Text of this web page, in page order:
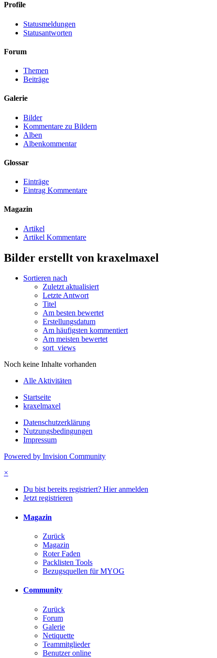
Profile
Statusmeldungen
Statusantworten
Forum
Themen
Beiträge
Galerie
Bilder
Kommentare zu Bildern
Alben
Albenkommentar
Glossar
Einträge
Eintrag Kommentare
Magazin
Artikel
Artikel Kommentare
Bilder erstellt von kraxelmaxel
Sortieren nach
Zuletzt aktualisiert
Letzte Antwort
Titel
Am besten bewertet
Erstellungsdatum
Am häufigsten kommentiert
Am meisten bewertet
sort_views
Noch keine Inhalte vorhanden
Alle Aktivitäten
Startseite
kraxelmaxel
Datenschutzerklärung
Nutzungsbedingungen
Impressum
Powered by Invision Community
×
Du bist bereits registriert? Hier anmelden
Jetzt registrieren
Magazin
Zurück
Magazin
Roter Faden
Packlisten Tools
Bezugsquellen für MYOG
Community
Zurück
Forum
Galerie
Netiquette
Teammitglieder
Benutzer online